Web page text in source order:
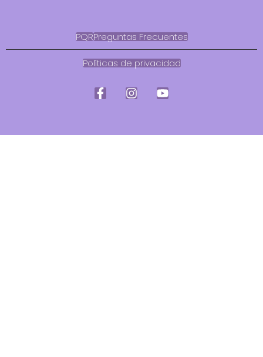
PQRPreguntas Frecuentes
Políticas de privacidad